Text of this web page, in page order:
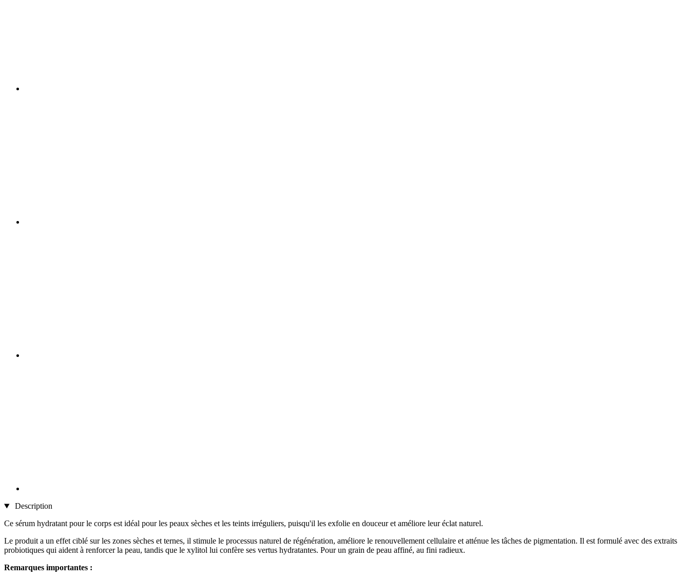
Description
Ce sérum hydratant pour le corps est idéal pour les peaux sèches et les teints irréguliers, puisqu'il les exfolie en douceur et améliore leur éclat naturel.
Le produit a un effet ciblé sur les zones sèches et ternes, il stimule le processus naturel de régénération, améliore le renouvellement cellulaire et atténue les tâches de pigmentation. Il est formulé avec des extraits
probiotiques qui aident à renforcer la peau, tandis que le xylitol lui confère ses vertus hydratantes. Pour un grain de peau affiné, au fini radieux.
Remarques importantes :